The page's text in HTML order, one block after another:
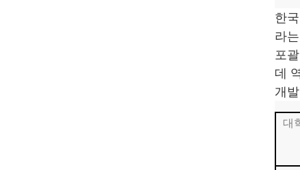
한
라
포
데
개
대